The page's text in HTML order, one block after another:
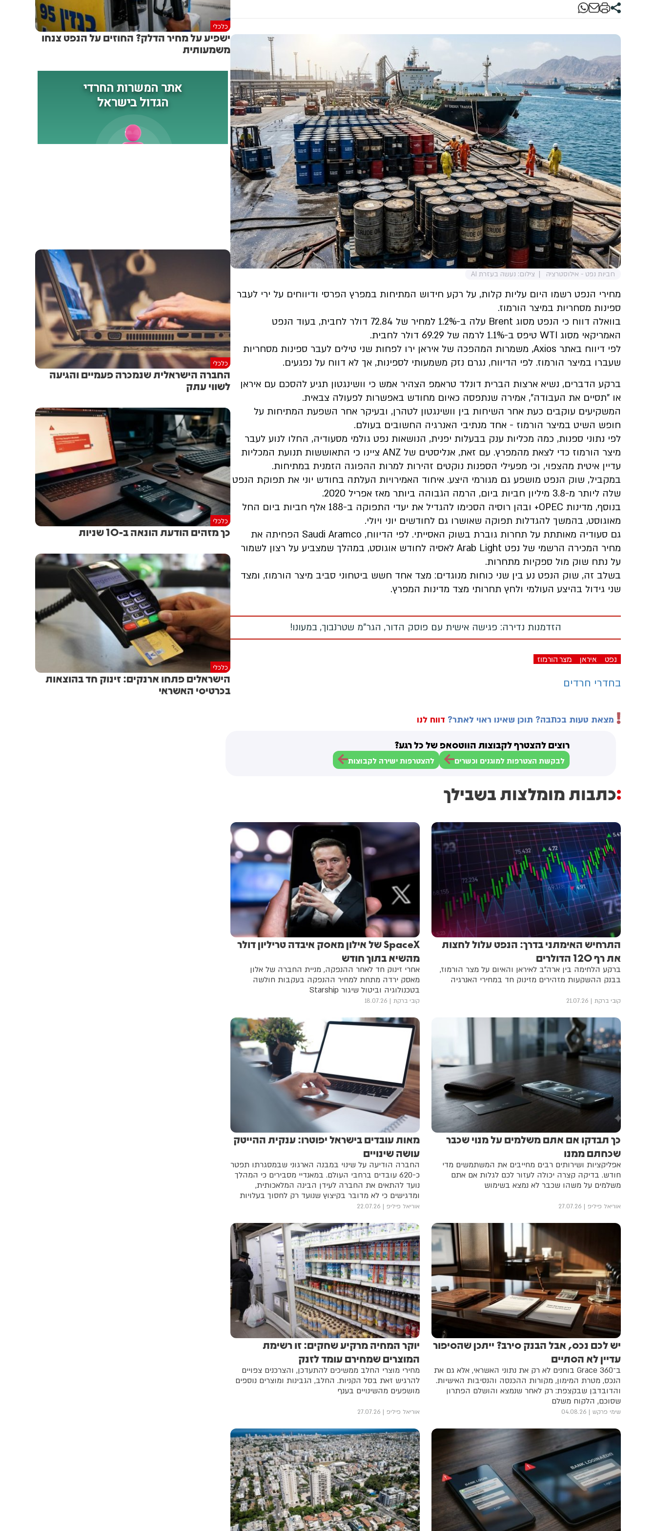
חביות נפט - אילוסטרציה צילום: נעשה בעזרת AI
מחירי הנפט רשמו היום עליות קלות, על רקע חידוש המתיחות במפרץ הפרסי ודיווחים על ירי לעבר
ספינות מסחריות במיצר הורמוז.
בוואלה דווח כי הנפט מסוג Brent עלה ב-1.2% למחיר של 72.84 דולר לחבית, בעוד הנפט
האמריקאי מסוג WTI טיפס ב-1.1% לרמה של 69.29 דולר לחבית.
לפי דיווח באתר Axios, משמרות המהפכה של איראן ירו לפחות שני טילים לעבר ספינות מסחריות
שעברו במיצר הורמוז. לפי הדיווח, נגרם נזק משמעותי לספינות, אך לא דווח על נפגעים.
ברקע הדברים, נשיא ארצות הברית דונלד טראמפ הצהיר אמש כי וושינגטון תגיע להסכם עם איראן
או "תסיים את העבודה", אמירה שנתפסה כאיום מחודש באפשרות לפעולה צבאית.
המשקיעים עוקבים כעת אחר השיחות בין וושינגטון לטהרן, ובעיקר אחר השפעת המתיחות על
חופש השיט במיצר הורמוז - אחד מנתיבי האנרגיה החשובים בעולם.
לפי נתוני ספנות, כמה מכליות ענק בבעלות יפנית, הנושאות נפט גולמי מסעודיה, החלו לנוע לעבר
מיצר הורמוז כדי לצאת מהמפרץ. עם זאת, אנליסטים של ANZ ציינו כי התאוששות תנועת המכליות
עדיין איטית מהצפוי, וכי מפעילי הספנות נוקטים זהירות למרות ההפוגה הזמנית במתיחות.
במקביל, שוק הנפט מושפע גם מגורמי היצע. איחוד האמירויות העלתה בחודש יוני את תפוקת הנפט
שלה ליותר מ-3.8 מיליון חביות ביום, הרמה הגבוהה ביותר מאז אפריל 2020.
בנוסף, מדינות OPEC+ ובהן רוסיה הסכימו להגדיל את יעדי התפוקה ב-188 אלף חביות ביום החל
מאוגוסט, בהמשך להגדלות תפוקה שאושרו גם לחודשים יוני ויולי.
גם סעודיה מאותתת על תחרות גוברת בשוק האסייתי. לפי הדיווח, Saudi Aramco הפחיתה את
מחיר המכירה הרשמי של נפט Arab Light לאסיה לחודש אוגוסט, במהלך שמצביע על רצון לשמור
על נתח שוק מול ספקיות מתחרות.
בשלב זה, שוק הנפט נע בין שני כוחות מנוגדים: מצד אחד חשש ביטחוני סביב מיצר הורמוז, ומצד
שני גידול בהיצע העולמי ולחץ תחרותי מצד מדינות המפרץ.
הזדמנות נדירה: פגישה אישית עם פוסק הדור, הגר"מ שטרנבוך, במעונו!
נפט איראן מצר הורמוז
בחדרי חרדים
מצאת טעות בכתבה? תוכן שאינו ראוי לאתר? דווח לנו
רוצים להצטרף לקבוצות הווטסאפ של כל רגע?
לבקשת הצטרפות למוגנים וכשרים להצטרפות ישירה לקבוצות
כתבות מומלצות בשבילך
התרחיש האימתני בדרך: הנפט עלול לחצות
את רף 120 הדולרים
ברקע הלחימה בין ארה"ב לאיראן והאיום על מצר הורמוז,
בבנק ההשקעות מזהירים מזינוק חד במחירי האנרגיה
קובי ברקת 21.07.26
SpaceX של אילון מאסק איבדה טריליון דולר
מהשיא בתוך חודש
אחרי זינוק חד לאחר ההנפקה, מניית החברה של אלון
מאסק ירדה מתחת למחיר ההנפקה בעקבות חולשה
בטכנולוגיה וביטול שיגור Starship
קובי ברקת 18.07.26
כך תבדקו אם אתם משלמים על מנוי שכבר
שכחתם ממנו
אפליקציות ושירותים רבים מחייבים את המשתמשים מדי
חודש. בדיקה קצרה יכולה לעזור לכם לגלות אם אתם
משלמים על משהו שכבר לא נמצא בשימוש
אוריאל פיליפ 27.07.26
מאות עובדים בישראל יפוטרו: ענקית ההייטק
עושה שינויים
החברה הודיעה על שינוי במבנה הארגוני שבמסגרתו תפטר
כ-620 עובדים ברחבי העולם. במאנדיי מסבירים כי המהלך
נועד להתאים את החברה לעידן הבינה המלאכותית,
ומדגישים כי לא מדובר בקיצוץ שנועד רק לחסוך בעלויות
אוריאל פיליפ 22.07.26
יש לכם נכס, אבל הבנק סירב? ייתכן שהסיפור
עדיין לא הסתיים
ב־360 Grace בוחנים לא רק את נתוני האשראי, אלא גם את
הנכס, מטרת המימון, מקורות ההכנסה והנסיבות האישיות.
והדובדבן שבקצפת: רק לאחר שנמצא והושלם הפתרון
שסוכם, הלקוח משלם
שימי פרקש 04.08.26
יוקר המחיה מרקיע שחקים: זו רשימת
המוצרים שמחירם עומד לזנק
מחירי מוצרי החלב ממשיכים להתעדכן, והצרכנים צפויים
להרגיש זאת בסל הקניות. החלב, הגבינות ומוצרים נוספים
מושפעים מהשינויים בענף
אוריאל פיליפ 27.07.26
כלכלי
ישפיע על מחיר הדלק? החוזים על הנפט צנחו
משמעותית
כלכלי
החברה הישראלית שנמכרה פעמיים והגיעה
לשווי עתק
כלכלי
כך מזהים הודעת הונאה ב-10 שניות
כלכלי
הישראלים פתחו ארנקים: זינוק חד בהוצאות
בכרטיסי האשראי